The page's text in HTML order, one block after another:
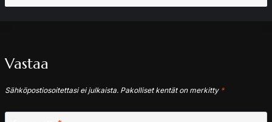
Vastaa
Sähköpostiosoitettasi ei julkaista. Pakolliset kentät on merkitty *